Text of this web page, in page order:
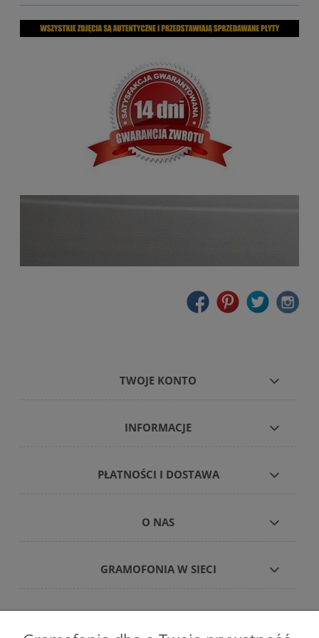
TWOJE KONTO
INFORMACJE
PŁATNOŚCI I DOSTAWA
O NAS
GRAMOFONIA W SIECI